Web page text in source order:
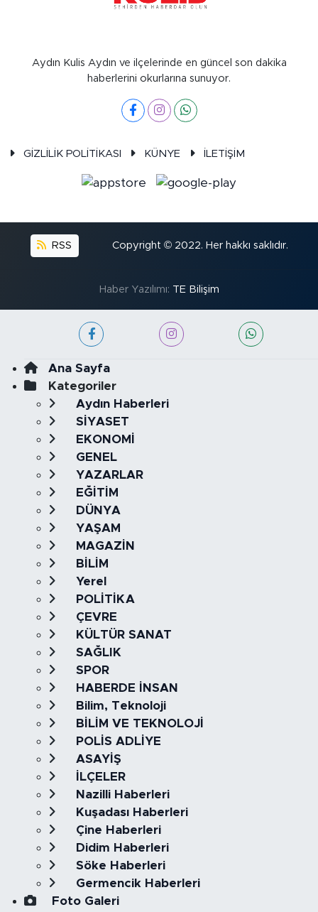
Aydın Kulis Aydın ve ilçelerinde en güncel son dakika
haberlerini okurlarına sunuyor.
GİZLİLİK POLİTİKASI KÜNYE İLETİŞİM
RSS Copyright © 2022. Her hakkı saklıdır.
Haber Yazılımı: TE Bilişim
Ana Sayfa
Kategoriler
Aydın Haberleri
SİYASET
EKONOMİ
GENEL
YAZARLAR
EĞİTİM
DÜNYA
YAŞAM
MAGAZİN
BİLİM
Yerel
POLİTİKA
ÇEVRE
KÜLTÜR SANAT
SAĞLIK
SPOR
HABERDE İNSAN
Bilim, Teknoloji
BİLİM VE TEKNOLOJİ
POLİS ADLİYE
ASAYİŞ
İLÇELER
Nazilli Haberleri
Kuşadası Haberleri
Çine Haberleri
Didim Haberleri
Söke Haberleri
Germencik Haberleri
Foto Galeri